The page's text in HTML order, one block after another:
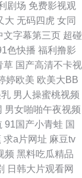
院 五月天干逼网站2
址 另类图综丁香五
国产91 成人福利
91tv 色宗黑人 91视
线观看 老司机午夜
公开免费 国产美女做
剧场 免费影视观
大 无码四虎 女同
文字幕第三页 超碰
色快播 福利撸影
草 国产高清不卡视
婷欧美 欧美大BB
男人操蜜桃视频
男女啪啪午夜视频
91国产小青蛙 国
求a片网址 麻豆tv
频 黑料吃瓜精品
日韩大片观看网